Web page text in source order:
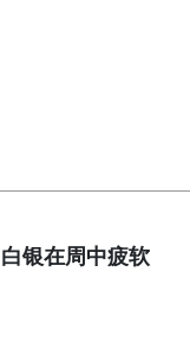
银在周中疲软